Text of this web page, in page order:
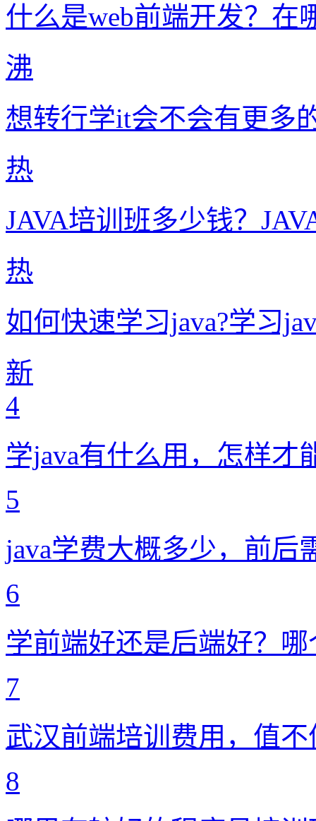
什么是web前端开发？在
沸
想转行学it会不会有更多
热
JAVA培训班多少钱？
热
如何快速学习java?学习
新
4
学java有什么用，怎样才
5
java学费大概多少，前后
6
学前端好还是后端好？
7
武汉前端培训费用，值
8